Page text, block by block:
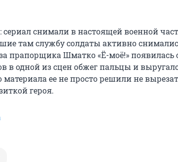
снимали в настоящей военной
там службу солдаты активно
прапорщика Шматко «Ё-моё!» появилась
в одной из сцен обжег пальцы и
материала ее не просто решили не
героя.